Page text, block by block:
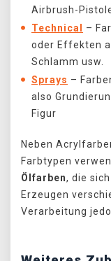
Airbrush-
Technical
–
oder Effekten
Schlamm usw.
Sprays –
also
Figur
Neben
Farbtypen
Ölfarben, die
Erzeugen
Verarbeitung